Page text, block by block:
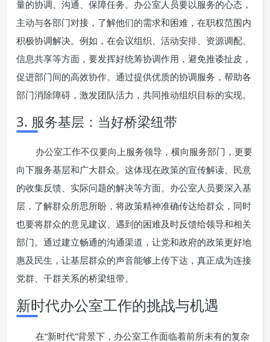
量的协调、沟通、保障任务。办公室人员要以服务的心态，
主动与各部门对接，了解他们的需求和困难，在职权范围内
积极协调解决。例如，在会议组织、活动安排、资源调配、
信息共享等方面，要发挥好统筹协调作用，避免推诿扯皮，
促进部门间的高效协作。通过提供优质的协调服务，帮助各
部门消除障碍，激发团队活力，共同推动组织目标的实现。
3. 服务基层：当好桥梁纽带
办公室工作不仅要向上服务领导，横向服务部门，更要
向下服务基层和广大群众。这体现在政策的宣传解读、民意
的收集反馈、实际问题的解决等方面。办公室人员要深入基
层，了解群众所思所盼，将政策精神准确传达给群众，同时
也要将群众的意见建议、遇到的困难及时反馈给领导和相关
部门。通过建立畅通的沟通渠道，让党和政府的政策更好地
惠及民生，让基层群众的声音能够上传下达，真正成为连接
党群、干群关系的桥梁纽带。
新时代办公室工作的挑战与机遇
在“新时代”背景下，办公室工作面临着前所未有的复杂